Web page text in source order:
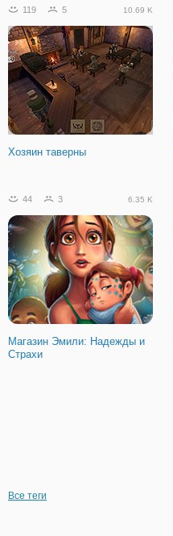
119 5 10.69 K
Хозяин таверны
44 3 6.35 K
Магазин Эмили: Надежды и
Страхи
Все теги